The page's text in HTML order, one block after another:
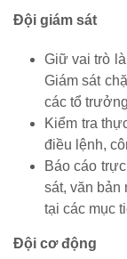
Đội giám sát
Giữ vai trò
Giám sát
các tổ
Kiểm tra
điều lệnh,
Báo cáo
sát, văn bản
tại các mục
Đội cơ động